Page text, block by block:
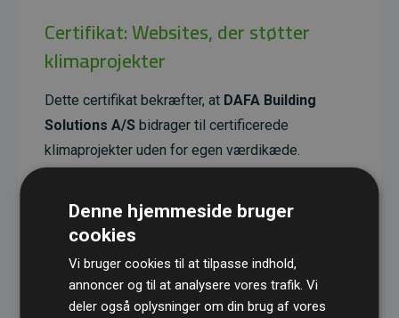
Certifikat: Websites, der støtter
klimaprojekter
Dette certifikat bekræfter, at DAFA Building
Solutions A/S bidrager til certificerede
klimaprojekter uden for egen værdikæde.
reducerende effekt, som i gennemsnit svarer til
dobbelt så meget CO₂ som den estimerede
Alle projekter er verificeret gennem Gold
Standard– en international ordning, der sikrer høj
Denne hjemmeside bruger
cookies
Vi bruger cookies til at tilpasse indhold,
annoncer og til at analysere vores trafik. Vi
deler også oplysninger om din brug af vores